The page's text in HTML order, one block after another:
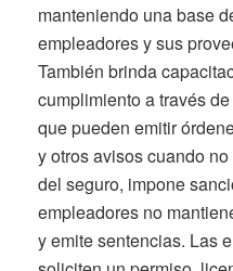
manteniendo una base
empleadores y sus
También brinda
cumplimiento a través
que pueden emitir
y otros avisos cuando
del seguro, impone
empleadores no
y emite sentencias. Las